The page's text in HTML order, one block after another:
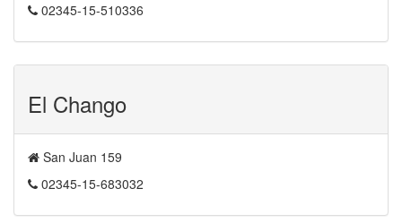
02345-15-510336
El Chango
San Juan 159
02345-15-683032